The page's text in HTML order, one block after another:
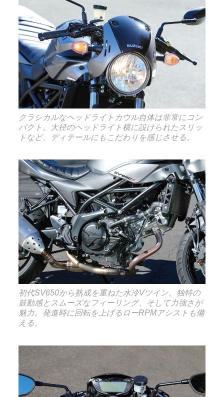
クラシカルなヘッドライトカウル自体は非常にコン
パクト。大径のヘッドライト横に設けられたスリッ
トなど、ディテールにもこだわりを感じさせる。
初代SV650から熟成を重ねた水冷Vツイン。独特の
鼓動感とスムーズなフィーリング、そして力強さが
魅力。発進時に回転を上げるローRPMアシストも備
える。